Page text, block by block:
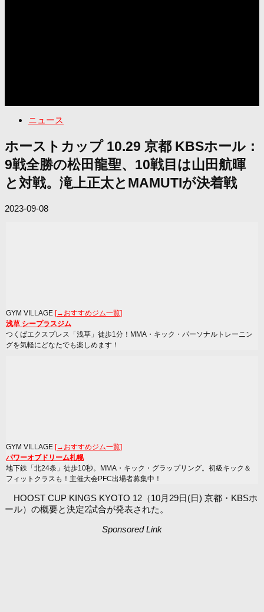
ニュース
ホーストカップ 10.29 京都 KBSホール：
9戦全勝の松田龍聖、10戦目は山田航暉
と対戦。滝上正太とMAMUTIが決着戦
2023-09-08
GYM VILLAGE [→おすすめジム一覧]
浅草 シープラスジム
つくばエクスプレス「浅草」徒歩1分！MMA・キック・パーソナルトレーニン
グを気軽にどなたでも楽しめます！
GYM VILLAGE [→おすすめジム一覧]
パワーオブドリーム札幌
地下鉄「北24条」徒歩10秒。MMA・キック・グラップリング。初級キック＆
フィットクラスも！主催大会PFC出場者募集中！
HOOST CUP KINGS KYOTO 12（10月29日(日) 京都・KBSホ
ール）の概要と決定2試合が発表された。
Sponsored Link